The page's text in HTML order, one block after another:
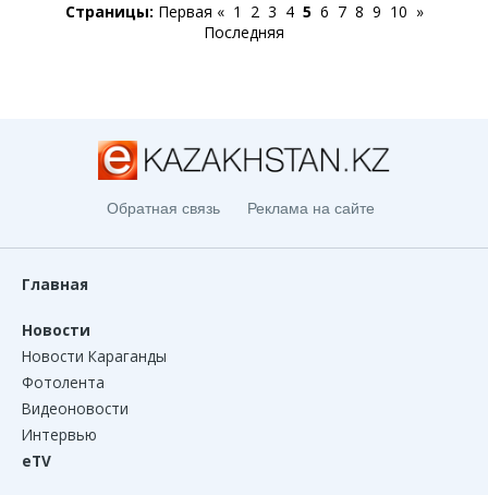
Страницы: Первая « 1 2 3 4 5 6 7 8 9 10 »
Последняя
Обратная связь Реклама на сайте
Главная
Новости
Новости Караганды
Фотолента
Видеоновости
Интервью
eTV